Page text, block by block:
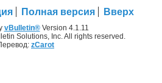
Полная версия Вверх
vBulletin®Version 4.1.11
Solutions, Inc. All rights reserved.
zCarot